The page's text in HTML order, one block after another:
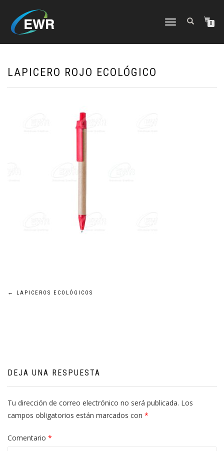
CAMBIAR
0
LAPICERO ROJO ECOLÓGICO
Navegación
← LAPICEROS ECOLÓGICOS
DEJA UNA RESPUESTA
Tu dirección de correo electrónico no será publicada. Los
campos obligatorios están marcados con *
Comentario *